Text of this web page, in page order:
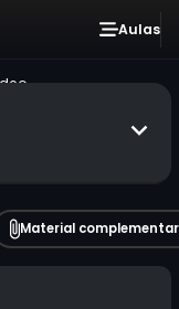
Aulas
Material complementar